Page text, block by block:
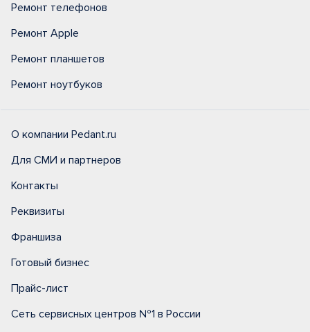
Ремонт телефонов
Ремонт Apple
Ремонт планшетов
Ремонт ноутбуков
О компании Pedant.ru
Для СМИ и партнеров
Контакты
Реквизиты
Франшиза
Готовый бизнес
Прайс-лист
Сеть сервисных центров №1 в России